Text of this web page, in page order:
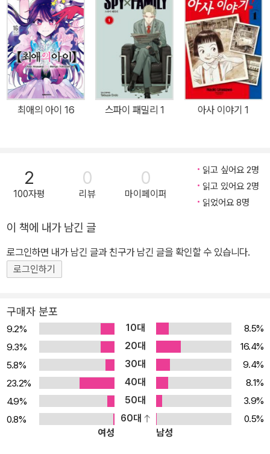
최애의 아이 16 스파이 패밀리 1 아사 이야기 1
2
100자평
0
리뷰
0
마이페이퍼
읽고 싶어요 2명
읽고 있어요 2명
읽었어요 8명
이 책에 내가 남긴 글
로그인하면 내가 남긴 글과 친구가 남긴 글을 확인할 수 있습니다.
로그인하기
구매자 분포
9.2% 10대
8.5%
9.3%
20대
16.4%
5.8%
30대
9.4%
23.2%
40대
8.1%
4.9%
50대
3.9%
0.8%
60대
0.5%
여성
남성